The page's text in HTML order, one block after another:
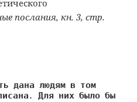
послания, кн. 3, стр.
дана людям в том
Для них было бы